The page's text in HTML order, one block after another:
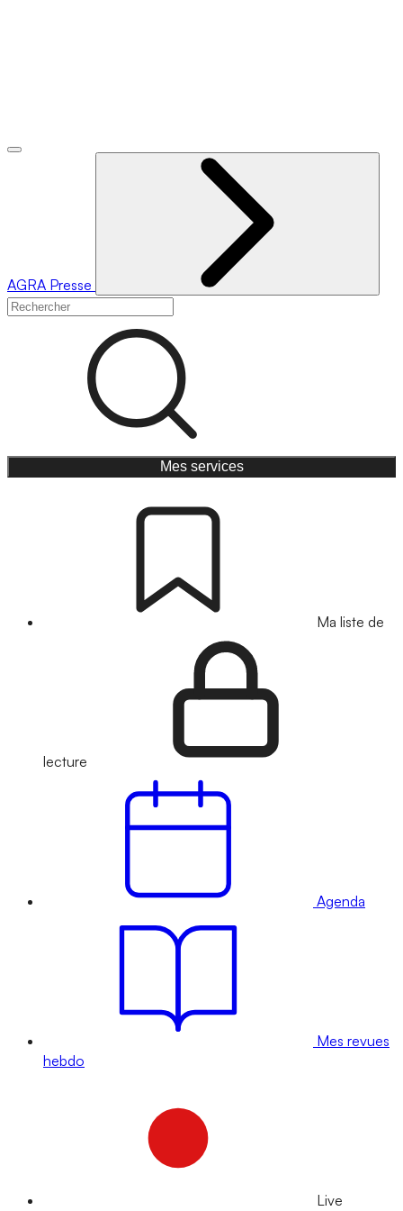
AGRA Presse
Mes services
Ma liste de
lecture
Agenda
Mes revues
hebdo
Live